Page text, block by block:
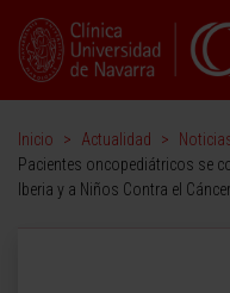
Inicio > Actualidad >
Pacientes oncopediátricos se
Iberia y a Niños Contra el Cáncer